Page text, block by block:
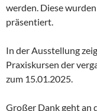
werden. Diese
präsentiert.
In der Ausstellung
Praxiskursen der
zum 15.01.2025.
Großer Dank geht an